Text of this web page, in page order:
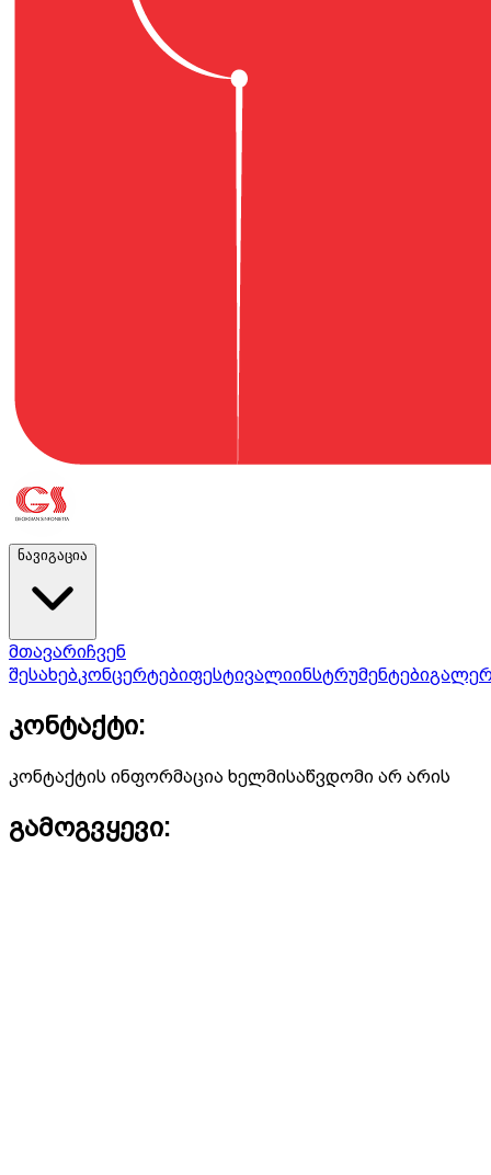
ნავიგაცია
მთავარიჩვენ
შესახებკონცერტებიფესტივალიინსტრუმენტები
კონტაქტი:
კონტაქტის ინფორმაცია ხელმისაწვდომი არ არის
გამოგვყევი: